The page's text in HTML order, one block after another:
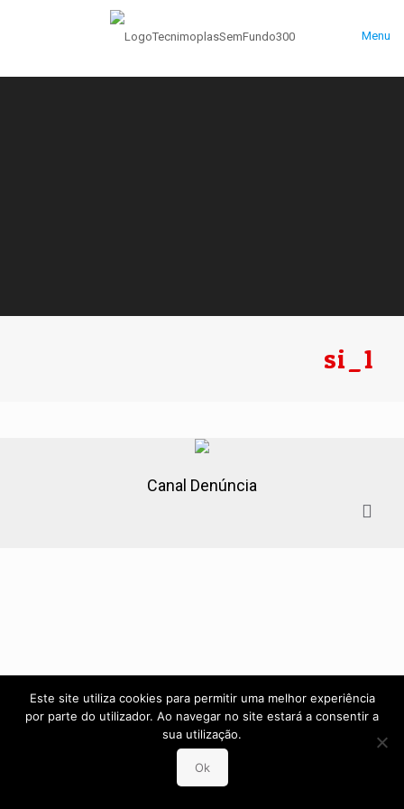
Menu
si_1
Canal Denúncia
Este site utiliza cookies para permitir uma melhor experiência
por parte do utilizador. Ao navegar no site estará a consentir a
sua utilização.
Ok